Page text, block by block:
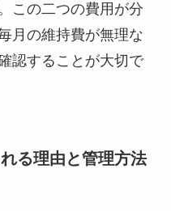
この二つの費用が分
月の維持費が無理な
認することが大切で
る理由と管理方法